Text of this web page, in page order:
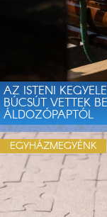
AZ ISTENI
BÚCSÚT VETTEK
ÁLDOZÓPAPTÓL
EGYHÁZMEGYÉNK